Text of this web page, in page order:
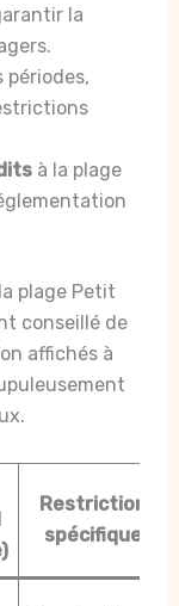
la
périodes,
à la plage
plage Petit
conseillé de
affichés à
Restrictions
spécifiques